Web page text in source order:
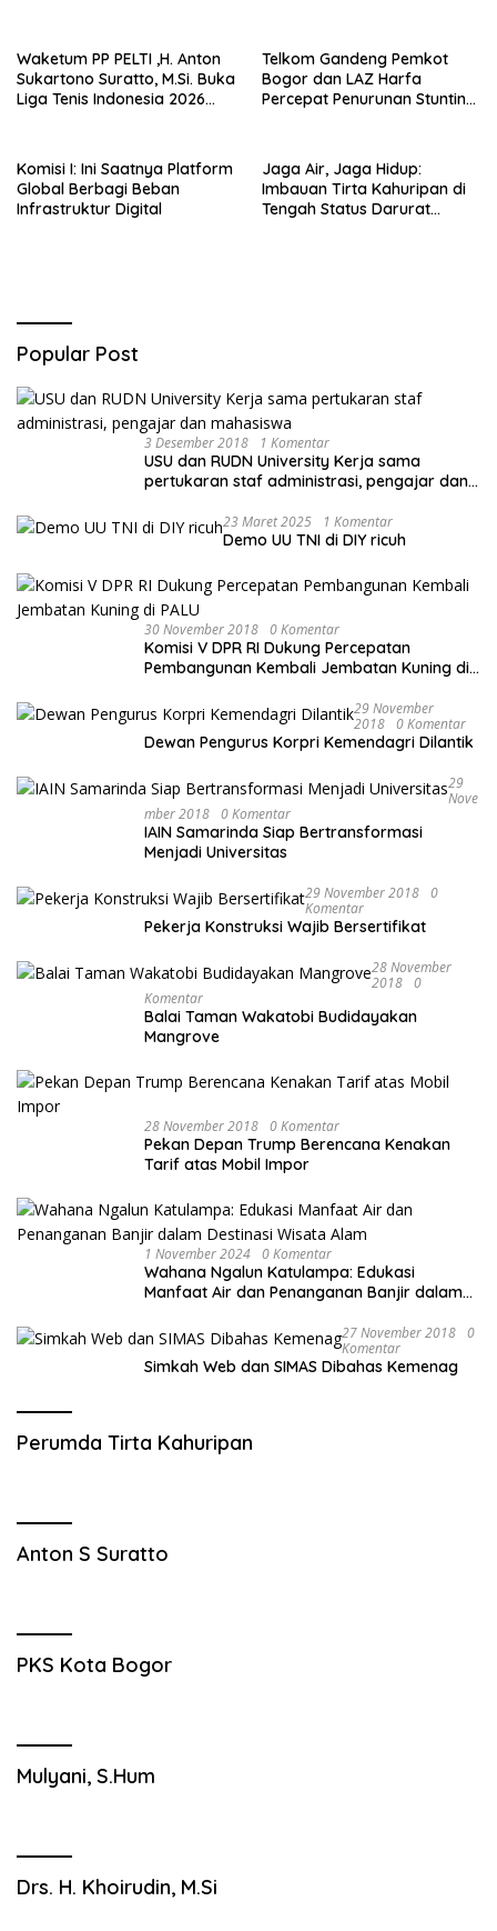
Jakarta Selatan
Waketum PP PELTI ,H. Anton
Sukartono Suratto, M.Si. Buka
Liga Tenis Indonesia 2026
Telkom Gandeng Pemkot
Bogor dan LAZ Harfa
Percepat Penurunan Stunting
Komisi I: Ini Saatnya Platform
Global Berbagi Beban
Infrastruktur Digital
Jaga Air, Jaga Hidup:
Imbauan Tirta Kahuripan di
Tengah Status Darurat
Popular Post
3 Desember 2018 1 Komentar
USU dan RUDN University Kerja sama
pertukaran staf administrasi, pengajar dan
23 Maret 2025 1 Komentar
Demo UU TNI di DIY ricuh
30 November 2018 0 Komentar
Komisi V DPR RI Dukung Percepatan
Pembangunan Kembali Jembatan Kuning di
29 November
2018 0 Komentar
Dewan Pengurus Korpri Kemendagri Dilantik
29
Nove
Mber 2018 0 Komentar
IAIN Samarinda Siap Bertransformasi
Menjadi Universitas
29 November 2018 0
Komentar
Pekerja Konstruksi Wajib Bersertifikat
28 November
2018 0
Komentar
Balai Taman Wakatobi Budidayakan
Mangrove
28 November 2018 0 Komentar
Pekan Depan Trump Berencana Kenakan
Tarif atas Mobil Impor
1 November 2024 0 Komentar
Wahana Ngalun Katulampa: Edukasi
Manfaat Air dan Penanganan Banjir dalam
27 November 2018 0
Komentar
Simkah Web dan SIMAS Dibahas Kemenag
Perumda Tirta Kahuripan
Anton S Suratto
PKS Kota Bogor
Mulyani, S.Hum
Drs. H. Khoirudin, M.Si